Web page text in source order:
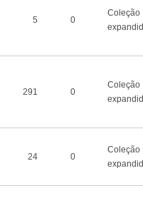
5 0
Coleção
291 0
Coleção
24 0
Coleção